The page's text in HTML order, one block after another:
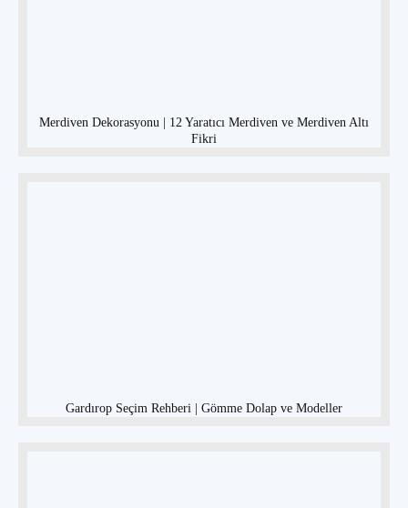
Merdiven Dekorasyonu | 12 Yaratıcı Merdiven ve Merdiven Altı
Fikri
Gardırop Seçim Rehberi | Gömme Dolap ve Modeller